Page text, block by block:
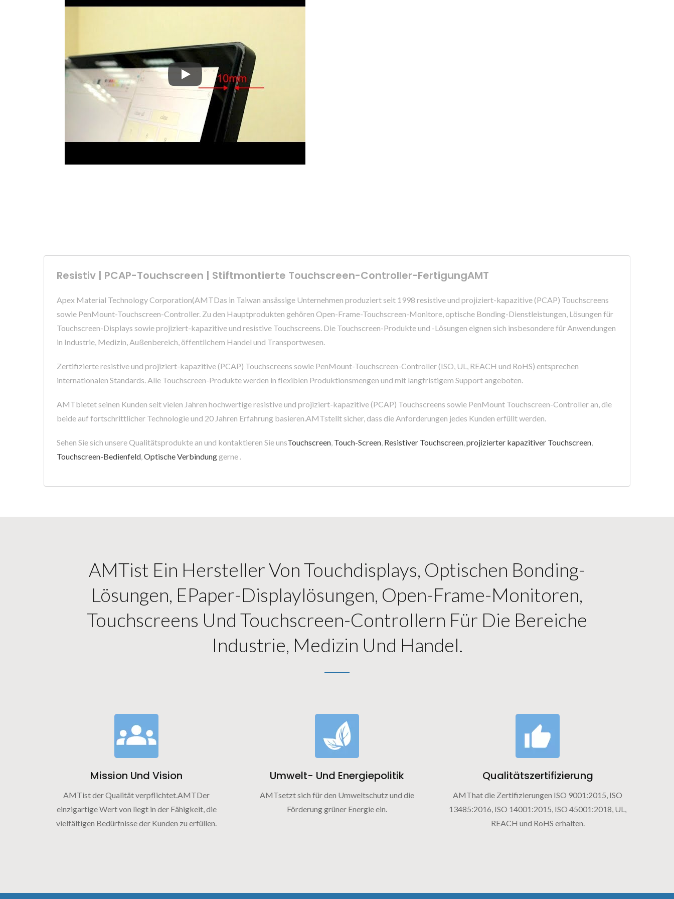
AMTTouchscreen-Anwendungen im Außenbereich
Resistiv | PCAP-Touchscreen | Stiftmontierte Touchscreen-Controller-FertigungAMT
Apex Material Technology Corporation(AMTDas in Taiwan ansässige Unternehmen produziert seit 1998 resistive und projiziert-kapazitive (PCAP) Touchscreens
sowie PenMount-Touchscreen-Controller. Zu den Hauptprodukten gehören Open-Frame-Touchscreen-Monitore, optische Bonding-Dienstleistungen, Lösungen für
Touchscreen-Displays sowie projiziert-kapazitive und resistive Touchscreens. Die Touchscreen-Produkte und -Lösungen eignen sich insbesondere für Anwendungen
in Industrie, Medizin, Außenbereich, öffentlichem Handel und Transportwesen.
Zertifizierte resistive und projiziert-kapazitive (PCAP) Touchscreens sowie PenMount-Touchscreen-Controller (ISO, UL, REACH und RoHS) entsprechen
internationalen Standards. Alle Touchscreen-Produkte werden in flexiblen Produktionsmengen und mit langfristigem Support angeboten.
AMTbietet seinen Kunden seit vielen Jahren hochwertige resistive und projiziert-kapazitive (PCAP) Touchscreens sowie PenMount Touchscreen-Controller an, die
beide auf fortschrittlicher Technologie und 20 Jahren Erfahrung basieren.AMTstellt sicher, dass die Anforderungen jedes Kunden erfüllt werden.
Sehen Sie sich unsere Qualitätsprodukte an und kontaktieren Sie unsTouchscreen, Touch-Screen, Resistiver Touchscreen,projizierter kapazitiver Touchscreen,
Touchscreen-Bedienfeld,Optische Verbindunggerne .
AMTist Ein Hersteller Von Touchdisplays, Optischen Bonding-
Lösungen, EPaper-Displaylösungen, Open-Frame-Monitoren,
Touchscreens Und Touchscreen-Controllern Für Die Bereiche
Industrie, Medizin Und Handel.
Mission Und Vision
AMTist der Qualität verpflichtet.AMTDer
einzigartige Wert von liegt in der Fähigkeit, die
vielfältigen Bedürfnisse der Kunden zu erfüllen.
Umwelt- Und Energiepolitik
AMTsetzt sich für den Umweltschutz und die
Förderung grüner Energie ein.
Qualitätszertifizierung
AMThat die Zertifizierungen ISO 9001:2015, ISO
13485:2016, ISO 14001:2015, ISO 45001:2018, UL,
REACH und RoHS erhalten.